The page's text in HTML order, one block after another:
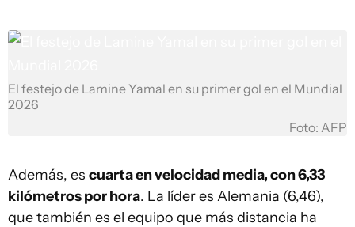
El festejo de Lamine Yamal en su primer gol en el Mundial
2026
Foto: AFP
Además, es cuarta en velocidad media, con 6,33
kilómetros por hora. La líder es Alemania (6,46),
que también es el equipo que más distancia ha